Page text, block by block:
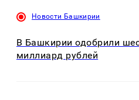
Новости Башкирии
В Башкирии одобрили
миллиард рублей